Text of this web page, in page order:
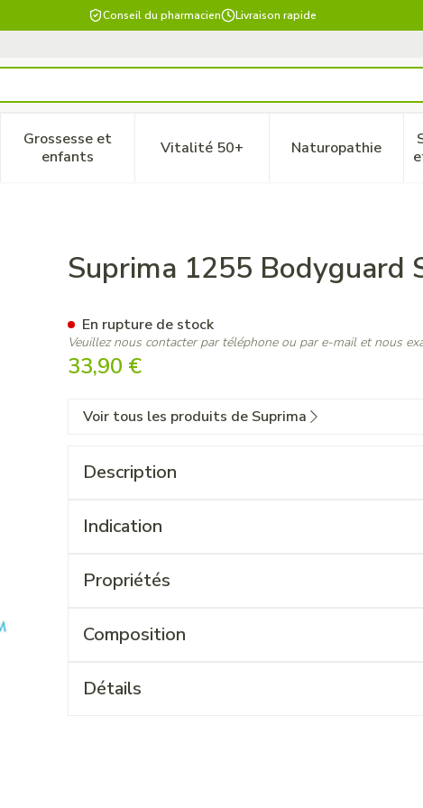
Conseil du pharmacien Livraison rapide
Beauté, soins et hygiène
menu pour la catégorie Régime, alimentation &
Grossesse et
enfantsAfficher le sous-menu pour la catégorie Grossesse
Vitalité 50+Afficher le sous-menu pour la
Naturopathie
Afficher le
Coton Kids 164
Suprima 1255 Bodyguard
33,90 €
En rupture de stock
Veuillez nous contacter par téléphone ou par e-mail et nous
Voir tous les produits de Suprima
Description
Indication
Propriétés
Composition
Détails